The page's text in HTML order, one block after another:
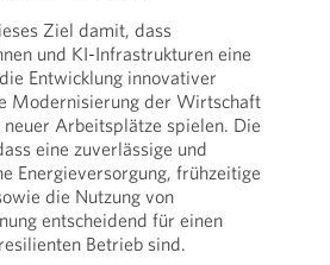
Ziel damit, dass
und KI-Infrastrukturen eine
Entwicklung innovativer
Modernisierung der Wirtschaft
neuer Arbeitsplätze spielen. Die
eine zuverlässige und
Energieversorgung, frühzeitige
die Nutzung von
entscheidend für einen
Betrieb sind.